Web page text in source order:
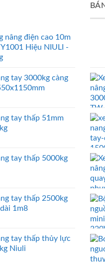
nâng điện cao 10m
Hiệu NIULI -
tay 3000kg càng
tay thấp 51mm
tay thấp 5000kg
tay thấp 2500kg
1m8
tay thấp thủy lực
Niuli